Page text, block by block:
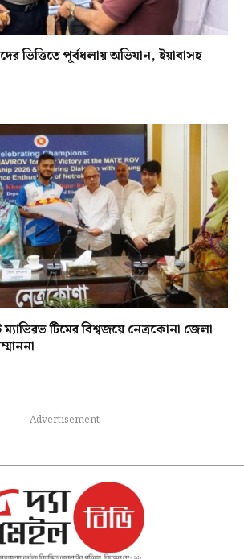
ভিত্তিতে পূর্বধলায় অভিযান, ইয়াবাসহ
টিমের বিশ্বজয়ে নেত্রকোনা জেলা
Advertisement